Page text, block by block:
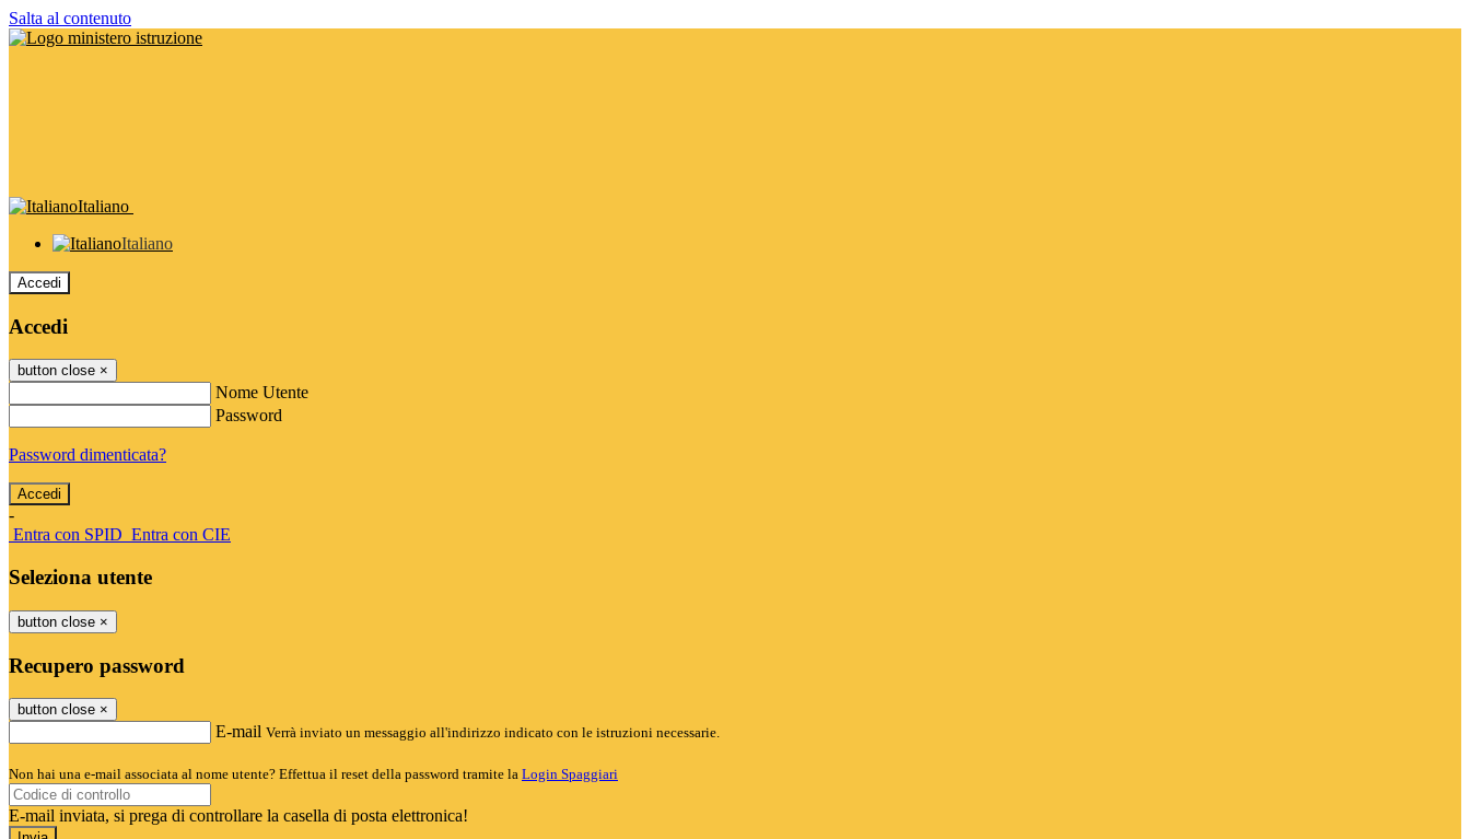
Salta al contenuto
Italiano
Italiano
Accedi
Accedi
button close ×
Nome Utente
Password
Password dimenticata?
-
Entra con SPID Entra con CIE
Seleziona utente
button close ×
Recupero password
button close ×
E-mail Verrà inviato un messaggio all'indirizzo indicato con le istruzioni necessarie.
Non hai una e-mail associata al nome utente? Effettua il reset della password tramite la Login Spaggiari
E-mail inviata, si prega di controllare la casella di posta elettronica!